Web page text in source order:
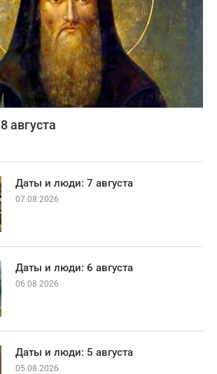
августа
Даты и люди: 7 августа
07.08.2026
Даты и люди: 6 августа
06.08.2026
Даты и люди: 5 августа
05.08.2026